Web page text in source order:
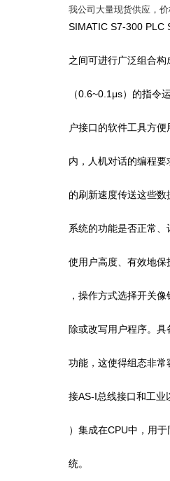
我公司大量现货供应，
SIMATIC S7-300 PLC
之间可进行广泛组合
（0.6~0.1μs）的指令
户接口的软件工具方
内，人机对话的编程
的刷新速度传送这些
系统的功能是否正常
使用户高度、有效地
，操作方式选择开关
除或改写用户程序。
功能，这使得组态非
接AS-I总线接口和工业
）集成在CPU中，用
统。